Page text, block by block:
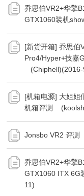
乔思伯VR2+华擎
GTX1060装机
[新货开箱] 乔思伯
Pro4/Hyper+技嘉
(Chiphell)(2016-
[机箱电源] 大姐姐
机箱评测
Jonsbo VR2 评
乔思伯VR2+华擎
GTX1060 ITX
11)